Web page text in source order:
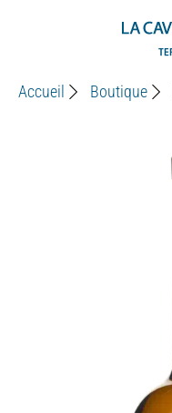
Accueil Boutique